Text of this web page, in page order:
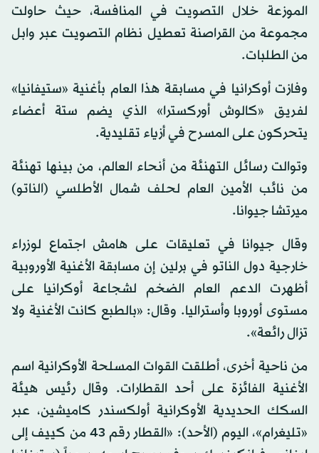
الموزعة خلال التصويت في المنافسة، حيث حاولت
مجموعة من القراصنة تعطيل نظام التصويت عبر وابل
من الطلبات.
وفازت أوكرانيا في مسابقة هذا العام بأغنية «ستيفانيا»
لفريق «كالوش أوركسترا» الذي يضم ستة أعضاء
يتحركون على المسرح في أزياء تقليدية.
وتوالت رسائل التهنئة من أنحاء العالم، من بينها تهنئة
من نائب الأمين العام لحلف شمال الأطلسي (الناتو)
ميرتشا جيوانا.
وقال جيوانا في تعليقات على هامش اجتماع لوزراء
خارجية دول الناتو في برلين إن مسابقة الأغنية الأوروبية
أظهرت الدعم العام الضخم لشجاعة أوكرانيا على
مستوى أوروبا وأستراليا. وقال: «بالطبع كانت الأغنية ولا
تزال رائعة».
من ناحية أخرى، أطلقت القوات المسلحة الأوكرانية اسم
الأغنية الفائزة على أحد القطارات. وقال رئيس هيئة
السكك الحديدية الأوكرانية أولكسندر كاميشين، عبر
«تليغرام»، اليوم (الأحد): «القطار رقم 43 من كييف إلى